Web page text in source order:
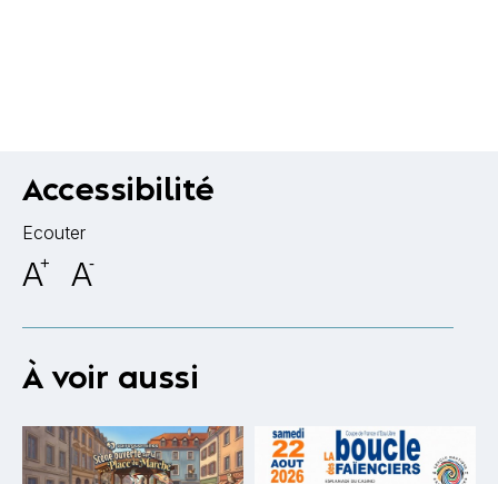
Accessibilité
Ecouter
A+ A-
À voir aussi